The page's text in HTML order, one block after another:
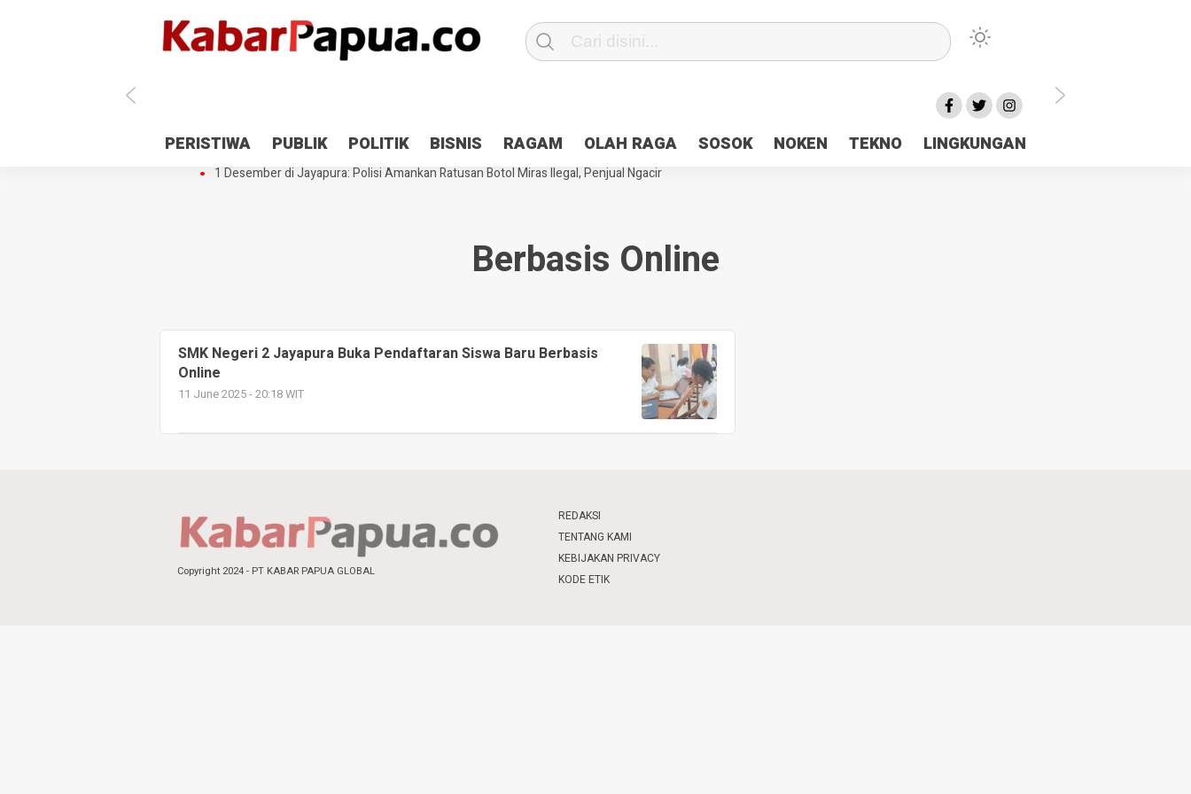
PERISTIWA PUBLIK POLITIK BISNIS RAGAM OLAH RAGA SOSOK NOKEN TEKNO LINGKUNGAN
Antisipasi 1 Desember, TNI Polri Patroli 2×24 jam di Kota Jayapura
Pesan Sejuk Polri di Deklarasi Pemilu Ceria Tanah Papua
Gedung Perpustakaan SMPN 5 Sentani Terbakar
Hibah Pilkada Jayapura Cair 10 Persen, Deposit Kas Daerah Rp23 Miliar Disorot
1 Desember di Jayapura: Polisi Amankan Ratusan Botol Miras Ilegal, Penjual Ngacir
Berbasis Online
SMK Negeri 2 Jayapura Buka Pendaftaran Siswa Baru Berbasis
Online
11 June 2025 - 20:18 WIT
Copyright 2024 - PT KABAR PAPUA GLOBAL
REDAKSI
TENTANG KAMI
KEBIJAKAN PRIVACY
KODE ETIK